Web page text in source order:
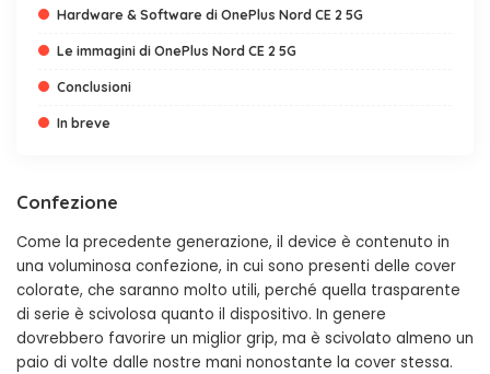
Hardware & Software di OnePlus Nord CE 2 5G
Le immagini di OnePlus Nord CE 2 5G
Conclusioni
In breve
Confezione
Come la precedente generazione, il device è contenuto in
una voluminosa confezione, in cui sono presenti delle cover
colorate, che saranno molto utili, perché quella trasparente
di serie è scivolosa quanto il dispositivo. In genere
dovrebbero favorire un miglior grip, ma è scivolato almeno un
paio di volte dalle nostre mani nonostante la cover stessa.